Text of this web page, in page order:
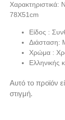
Χαρακτηριστικά:
78X51cm
Είδος :
Διάσταση:
Χρώμα :
Ελληνικής
Αυτό το προϊόν
στιγμή.